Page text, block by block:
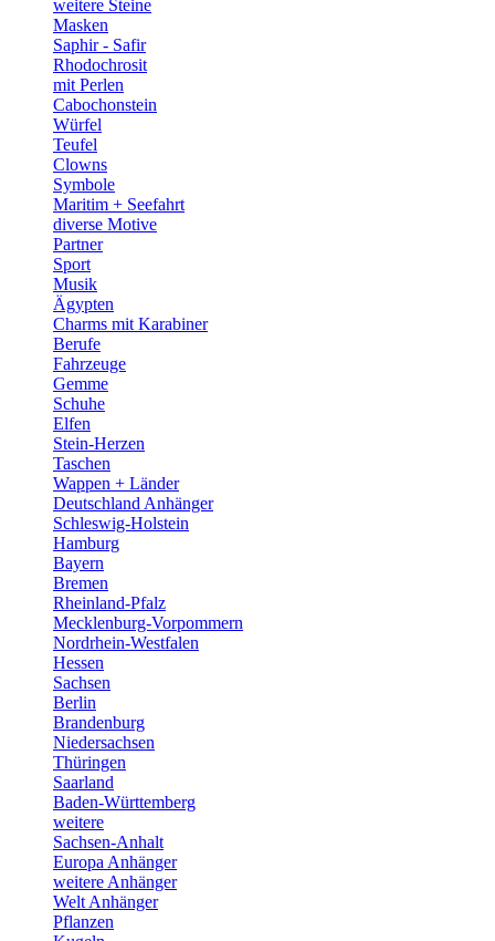
weitere Steine
Masken
Saphir - Safir
Rhodochrosit
mit Perlen
Cabochonstein
Würfel
Teufel
Clowns
Symbole
Maritim + Seefahrt
diverse Motive
Partner
Sport
Musik
Ägypten
Charms mit Karabiner
Berufe
Fahrzeuge
Gemme
Schuhe
Elfen
Stein-Herzen
Taschen
Wappen + Länder
Deutschland Anhänger
Schleswig-Holstein
Hamburg
Bayern
Bremen
Rheinland-Pfalz
Mecklenburg-Vorpommern
Nordrhein-Westfalen
Hessen
Sachsen
Berlin
Brandenburg
Niedersachsen
Thüringen
Saarland
Baden-Württemberg
weitere
Sachsen-Anhalt
Europa Anhänger
weitere Anhänger
Welt Anhänger
Pflanzen